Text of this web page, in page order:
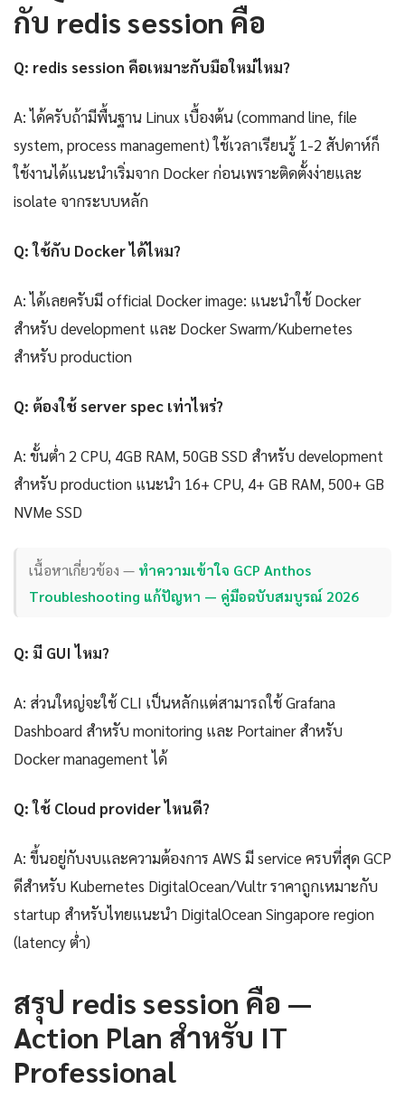
กับ redis session คือ
Q: redis session คือเหมาะกับมือใหม่ไหม?
A: ได้ครับถ้ามีพื้นฐาน Linux เบื้องต้น (command line, file
system, process management) ใช้เวลาเรียนรู้ 1-2 สัปดาห์ก็
ใช้งานได้แนะนำเริ่มจาก Docker ก่อนเพราะติดตั้งง่ายและ
isolate จากระบบหลัก
Q: ใช้กับ Docker ได้ไหม?
A: ได้เลยครับมี official Docker image: แนะนำใช้ Docker
สำหรับ development และ Docker Swarm/Kubernetes
สำหรับ production
Q: ต้องใช้ server spec เท่าไหร่?
A: ขั้นต่ำ 2 CPU, 4GB RAM, 50GB SSD สำหรับ development
สำหรับ production แนะนำ 16+ CPU, 4+ GB RAM, 500+ GB
NVMe SSD
เนื้อหาเกี่ยวข้อง — ทำความเข้าใจ GCP Anthos
Troubleshooting แก้ปัญหา — คู่มือฉบับสมบูรณ์ 2026
Q: มี GUI ไหม?
A: ส่วนใหญ่จะใช้ CLI เป็นหลักแต่สามารถใช้ Grafana
Dashboard สำหรับ monitoring และ Portainer สำหรับ
Docker management ได้
Q: ใช้ Cloud provider ไหนดี?
A: ขึ้นอยู่กับงบและความต้องการ AWS มี service ครบที่สุด GCP
ดีสำหรับ Kubernetes DigitalOcean/Vultr ราคาถูกเหมาะกับ
startup สำหรับไทยแนะนำ DigitalOcean Singapore region
(latency ต่ำ)
สรุป redis session คือ —
Action Plan สำหรับ IT
Professional